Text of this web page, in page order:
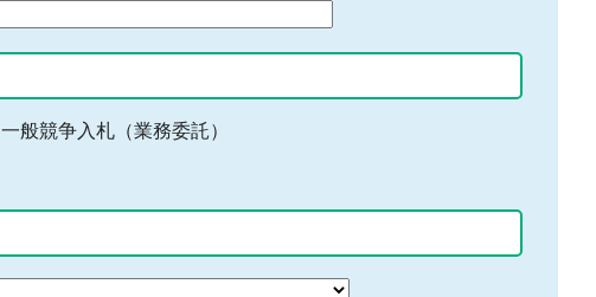
一般競争入札（業務委託）